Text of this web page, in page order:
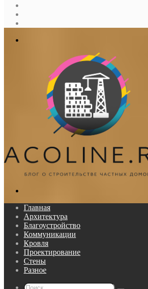
Главная
Архитектура
Благоустройство
Коммуникации
Кровля
Проектирование
Стены
Разное